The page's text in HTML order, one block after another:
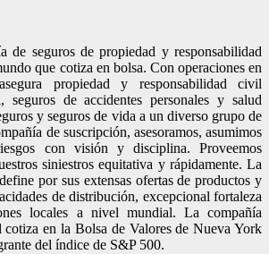
de seguros de propiedad y responsabilidad
que cotiza en bolsa. Con operaciones en
propiedad y responsabilidad civil
seguros de accidentes personales y salud
y seguros de vida a un diverso grupo de
de suscripción, asesoramos, asumimos
con visión y disciplina. Proveemos
siniestros equitativa y rápidamente. La
por sus extensas ofertas de productos y
de distribución, excepcional fortaleza
locales a nivel mundial. La compañía
en la Bolsa de Valores de Nueva York
del índice de S&P 500.